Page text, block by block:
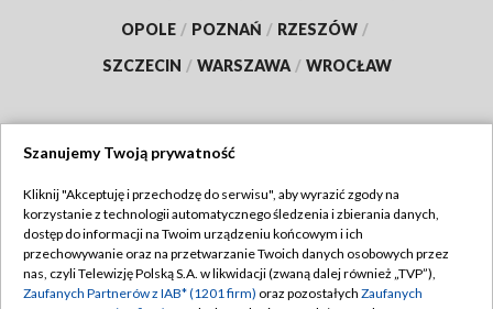
OPOLE / POZNAŃ / RZESZÓW /
SZCZECIN / WARSZAWA / WROCŁAW
TVP
Abonament TVP
Emisja w TVP
Regulamin TVP
Polityka prywatności
Szanujemy Twoją prywatność
Kliknij "Akceptuję i przechodzę do serwisu", aby wyrazić zgody na
korzystanie z technologii automatycznego śledzenia i zbierania danych,
dostęp do informacji na Twoim urządzeniu końcowym i ich
przechowywanie oraz na przetwarzanie Twoich danych osobowych przez
nas, czyli Telewizję Polską S.A. w likwidacji (zwaną dalej również „TVP”),
Zaufanych Partnerów z IAB* (1201 firm) oraz pozostałych Zaufanych